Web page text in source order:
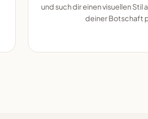
und such dir einen visuellen Stil
deiner Botschaft